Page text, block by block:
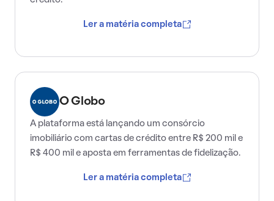
Ler a matéria completa
O Globo
A plataforma está lançando um consórcio
imobiliário com cartas de crédito entre R$ 200 mil e
R$ 400 mil e aposta em ferramentas de fidelização.
Ler a matéria completa